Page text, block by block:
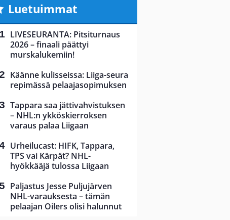
Luetuimmat
LIVESEURANTA: Pitsiturnaus
2026 – finaali päättyi
murskalukemiin!
Käänne kulisseissa: Liiga-seura
repimässä pelaajasopimuksen
Tappara saa jättivahvistuksen
– NHL:n ykköskierroksen
varaus palaa Liigaan
Urheilucast: HIFK, Tappara,
TPS vai Kärpät? NHL-
hyökkääjä tulossa Liigaan
Paljastus Jesse Puljujärven
NHL-varauksesta – tämän
pelaajan Oilers olisi halunnut